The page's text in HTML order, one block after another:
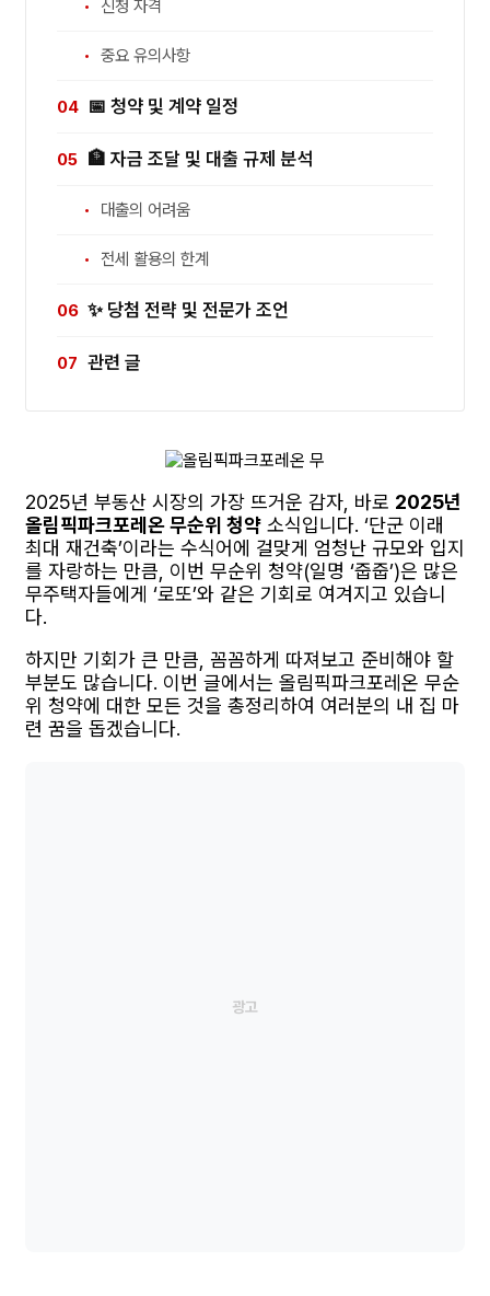
신청 자격
중요 유의사항
📅 청약 및 계약 일정
🏦 자금 조달 및 대출 규제 분석
대출의 어려움
전세 활용의 한계
✨ 당첨 전략 및 전문가 조언
관련 글
2025년 부동산 시장의 가장 뜨거운 감자, 바로 2025년
올림픽파크포레온 무순위 청약 소식입니다. ‘단군 이래
최대 재건축’이라는 수식어에 걸맞게 엄청난 규모와 입지
를 자랑하는 만큼, 이번 무순위 청약(일명 ‘줍줍’)은 많은
무주택자들에게 ‘로또’와 같은 기회로 여겨지고 있습니
다.
하지만 기회가 큰 만큼, 꼼꼼하게 따져보고 준비해야 할
부분도 많습니다. 이번 글에서는 올림픽파크포레온 무순
위 청약에 대한 모든 것을 총정리하여 여러분의 내 집 마
련 꿈을 돕겠습니다.